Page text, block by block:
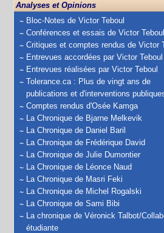
Analyses et Opinions
Bloc-Notes de Victor Teboul
Conférences et essais de Victor Teboul
Critiques et comptes rendus de Victor
Entrevues accordées par Victor Teboul
Entrevues réalisées par Victor Teboul
Tolerance.ca : Plus de vingt ans de
publications et d'interventions
Comptes rendus d'Osée Kamga
La Chronique de Bjarne Melkevik
La Chronique de Daniel Baril
La Chronique de Frédérique David
La Chronique de Julie Dumontier
La Chronique de Léonce Naud
La Chronique de Masri Feki
La Chronique de Michel Rogalski
La Chronique de Sami Bibi
La chronique de Véronick Talbot/
étudiante